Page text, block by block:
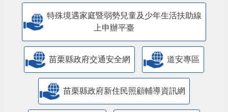
特殊境遇家庭暨弱勢兒童及少年生活扶助線
上申辦平臺
苗栗縣政府交通安全網 道安專區
苗栗縣政府新住民照顧輔導資訊網